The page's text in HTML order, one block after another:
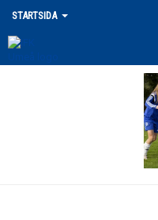
STARTSIDA